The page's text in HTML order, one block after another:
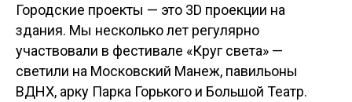
Городские проекты — это 3D проекции на
здания. Мы несколько лет регулярно
участвовали в фестивале «Круг света» —
светили на Московский Манеж, павильоны
ВДНХ, арку Парка Горького и Большой Театр.